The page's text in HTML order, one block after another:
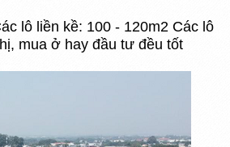
lô liền kề: 100 - 120m2 Các lô
mua ở hay đầu tư đều tốt